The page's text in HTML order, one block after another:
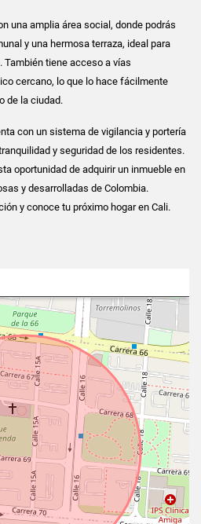
una amplia área social, donde podrás
y una hermosa terraza, ideal para
También tiene acceso a vías
cercano, lo que lo hace fácilmente
de la ciudad.
con un sistema de vigilancia y portería
y seguridad de los residentes.
oportunidad de adquirir un inmueble en
y desarrolladas de Colombia.
y conoce tu próximo hogar en Cali.